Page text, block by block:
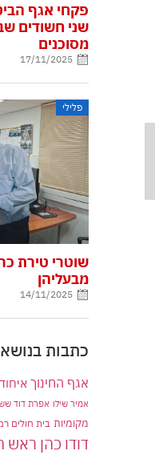
פקחי אגף
שני חשודים
מסוכנים
17/11/2025
פלילי
שוטרי טירת
מבעליהן
14/11/2025
כתבות
אגף החינוך
אמיר שילו אפרת דוד
מקומיות בית חולים
דודו כהן ראש